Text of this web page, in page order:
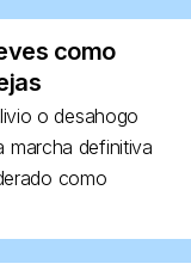
como
o desahogo
marcha definitiva
como